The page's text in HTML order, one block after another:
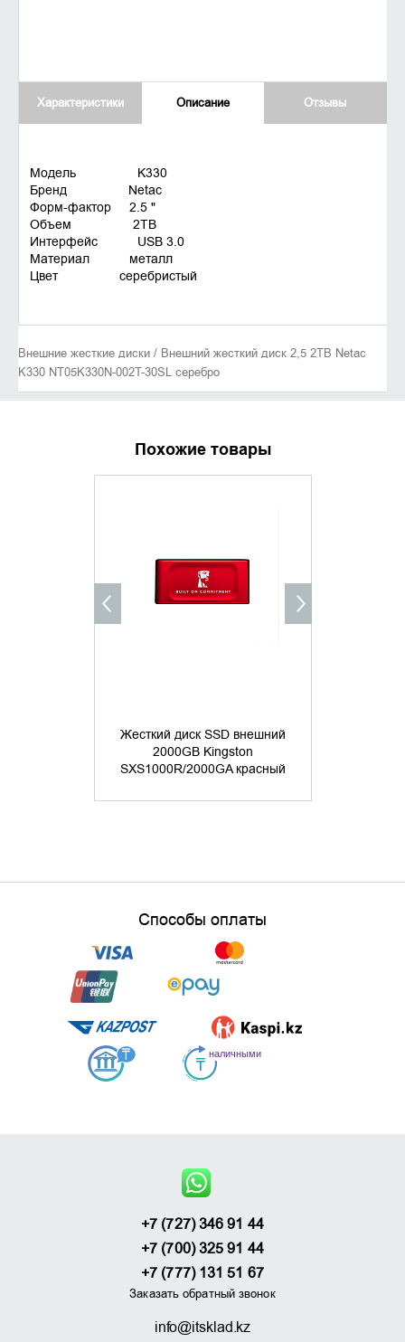
Характеристики Описание Отзывы
Модель K330
Бренд Netac
Форм-фактор 2.5 "
Объем 2TB
Интерфейс USB 3.0
Материал металл
Цвет серебристый
Внешние жесткие диски / Внешний жесткий диск 2,5 2TB Netac
K330 NT05K330N-002T-30SL серебро
Похожие товары
Жесткий диск SSD внешний
2000GB Kingston
SXS1000R/2000GA красный
Способы оплаты
+7 (727) 346 91 44
+7 (700) 325 91 44
+7 (777) 131 51 67
Заказать обратный звонок
info@itsklad.kz